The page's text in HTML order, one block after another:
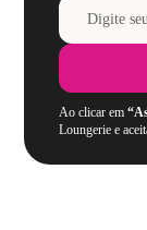
Ao clicar em
Loungerie e